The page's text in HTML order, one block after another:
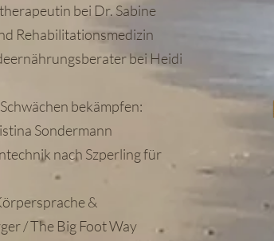
bei Dr. Sabine
Rehabilitationsmedizin
bei Heidi
bekämpfen:
Sondermann
nach Szperling für
&
/ The Big Foot Way